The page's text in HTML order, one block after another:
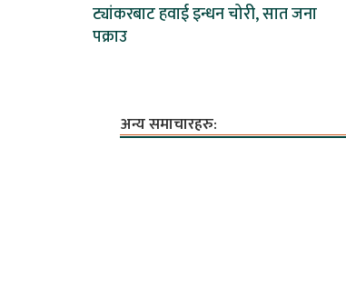
ट्यांकरबाट हवाई इन्धन चोरी, सात जना
पक्राउ
अन्य समाचारहरु: